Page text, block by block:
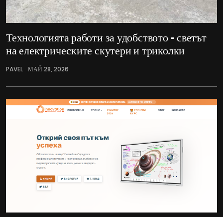
Технологията работи за удобството – светът
на електрическите скутери и триколки
PAVEL МАЙ 28, 2026